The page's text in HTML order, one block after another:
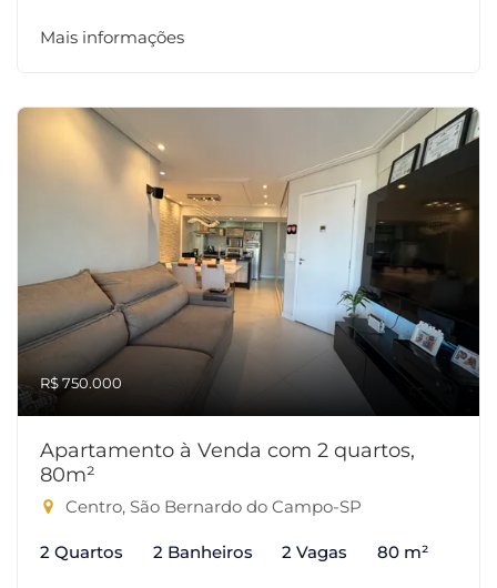
Mais informações
R$ 750.000
Apartamento à Venda com 2 quartos,
80m²
Centro, São Bernardo do Campo-SP
2 Quartos 2 Banheiros 2 Vagas 80 m²